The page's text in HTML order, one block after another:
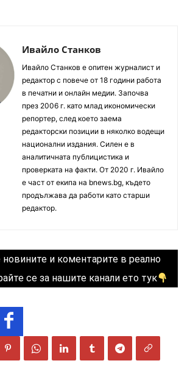
Ивайло Станков
Ивайло Станков е опитен журналист и
редактор с повече от 18 години работа
в печатни и онлайн медии. Започва
през 2006 г. като млад икономически
репортер, след което заема
редакторски позиции в няколко водещи
национални издания. Силен е в
аналитичната публицистика и
проверката на факти. От 2020 г. Ивайло
е част от екипа на bnews.bg, където
продължава да работи като старши
редактор.
новините и коментарите в реално
се за нашите канали ето тук